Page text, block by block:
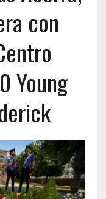
con
Young